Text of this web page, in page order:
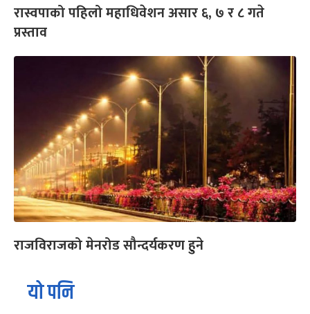
रास्वपाको पहिलो महाधिवेशन असार ६, ७ र ८ गते
प्रस्ताव
राजविराजको मेनरोड सौन्दर्यकरण हुने
यो पनि